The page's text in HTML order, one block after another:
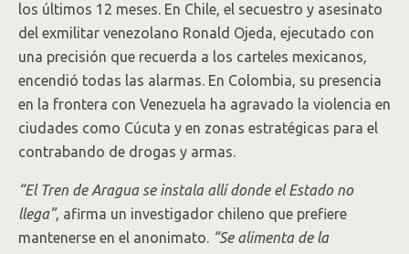
los últimos 12 meses. En Chile, el secuestro y asesinato
del exmilitar venezolano Ronald Ojeda, ejecutado con
una precisión que recuerda a los carteles mexicanos,
encendió todas las alarmas. En Colombia, su presencia
en la frontera con Venezuela ha agravado la violencia en
ciudades como Cúcuta y en zonas estratégicas para el
contrabando de drogas y armas.
“El Tren de Aragua se instala allí donde el Estado no
llega”, afirma un investigador chileno que prefiere
mantenerse en el anonimato. “Se alimenta de la